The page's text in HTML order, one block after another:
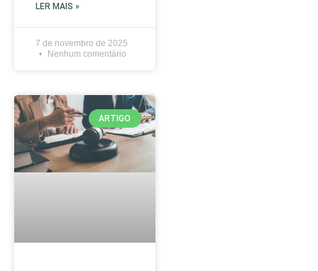
LER MAIS »
7 de novembro de 2025
Nenhum comentário
ARTIGO